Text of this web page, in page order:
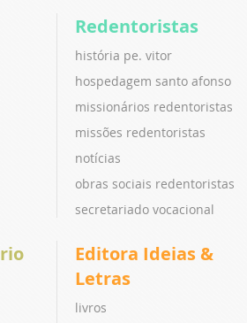
Redentoristas
história pe. vitor
hospedagem santo afonso
missionários redentoristas
missões redentoristas
notícias
obras sociais redentoristas
secretariado vocacional
Editora Ideias &
Letras
livros